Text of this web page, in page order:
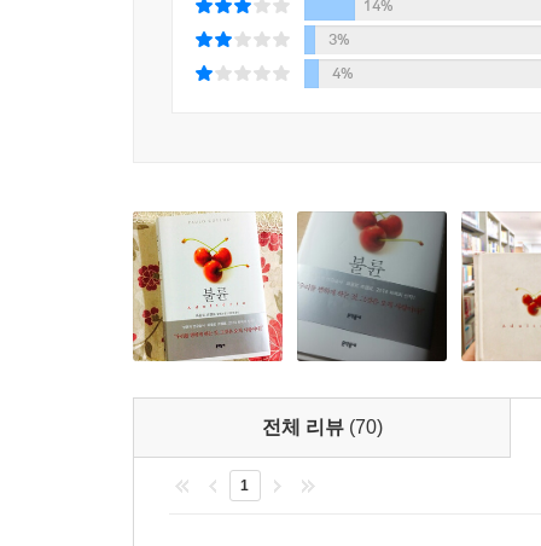
배우자에게 선물할 책은 더더욱 아니고요.”
저는 말했죠. “뭐 어때요? 이건 제가 정한 제목
저도 위험을 감수해야죠.”
그러니 여러분도 이 책을 즐겼으면 좋겠습니다.
가서 듣기로 하죠. 다 읽고 SNS에 의견을 올려주
_파울로 코엘료, 『불륜』 출간 후 전 세계 독자들
(동영상 보기 : http://www.youtube.com/
“우리를 변하게 하는 것은 지혜와 경험이 아니다.
우리를 변하게 하는 것, 그것은 오직 사랑이다!”
14%
3%
4%
전체 리뷰 (70)
1